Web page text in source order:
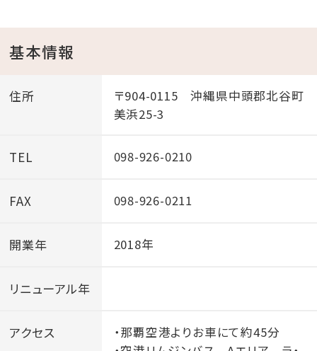
基本情報
住所
〒904-0115 沖縄県中頭郡北谷町
美浜25-3
TEL 098-926-0210
FAX 098-926-0211
開業年 2018年
リニューアル年
アクセス
・那覇空港よりお車にて約45分